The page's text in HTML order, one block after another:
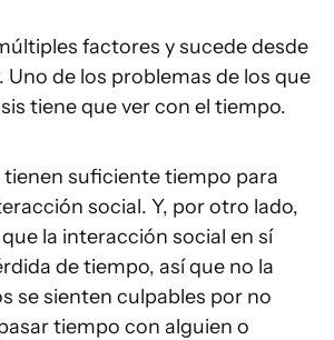
factores y sucede desde
de los problemas de los que
tiene que ver con el tiempo.
tienen suficiente tiempo para
social. Y, por otro lado,
la interacción social en sí
de tiempo, así que no la
se sienten culpables por no
tiempo con alguien o